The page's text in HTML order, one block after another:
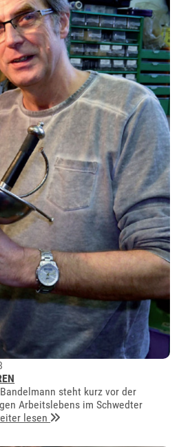
steht kurz vor der
Arbeitslebens im Schwedter
lesen